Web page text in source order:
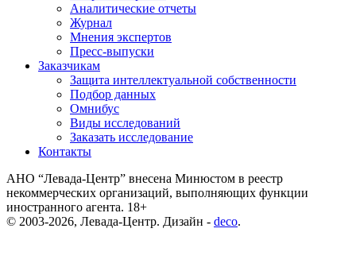
Аналитические отчеты
Журнал
Мнения экспертов
Пресс-выпуски
Заказчикам
Защита интеллектуальной собственности
Подбор данных
Омнибус
Виды исследований
Заказать исследование
Контакты
АНО “Левада-Центр” внесена Минюстом в реестр
некоммерческих организаций, выполняющих функции
иностранного агента. 18+
© 2003-2026, Левада-Центр. Дизайн - deco.